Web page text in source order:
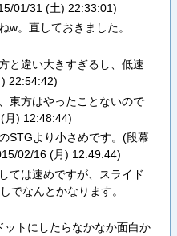
01/31 (土) 22:33:01)
w。直しておきました。
と違い大きすぎるし、低速
22:54:42)
東方はやったことないので
月) 12:48:44)
STGより小さめです。(段幕
02/16 (月) 12:49:44)
ては速めですが、スライド
でなんとかなります。
ットにしたらなかなか面白か